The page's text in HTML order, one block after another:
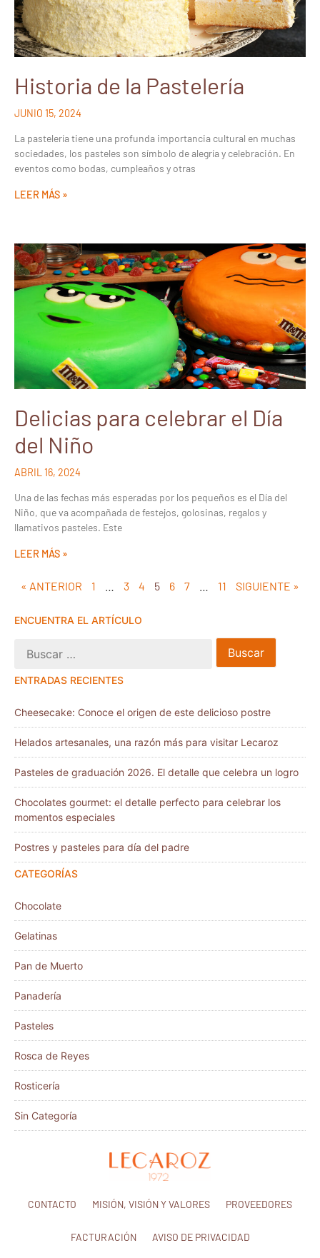
Historia de la Pastelería
JUNIO 15, 2024
La pastelería tiene una profunda importancia cultural en muchas
sociedades, los pasteles son símbolo de alegría y celebración. En
eventos como bodas, cumpleaños y otras
LEER MÁS »
Delicias para celebrar el Día
del Niño
ABRIL 16, 2024
Una de las fechas más esperadas por los pequeños es el Día del
Niño, que va acompañada de festejos, golosinas, regalos y
llamativos pasteles. Este
LEER MÁS »
« ANTERIOR 1 3 4 5 6 7 11 SIGUIENTE »
ENCUENTRA EL ARTÍCULO
ENTRADAS RECIENTES
Cheesecake: Conoce el origen de este delicioso postre
Helados artesanales, una razón más para visitar Lecaroz
Pasteles de graduación 2026. El detalle que celebra un logro
Chocolates gourmet: el detalle perfecto para celebrar los
momentos especiales
Postres y pasteles para día del padre
CATEGORÍAS
Chocolate
Gelatinas
Pan de Muerto
Panadería
Pasteles
Rosca de Reyes
Rosticería
Sin Categoría
CONTACTO MISIÓN, VISIÓN Y VALORES PROVEEDORES
FACTURACIÓN AVISO DE PRIVACIDAD